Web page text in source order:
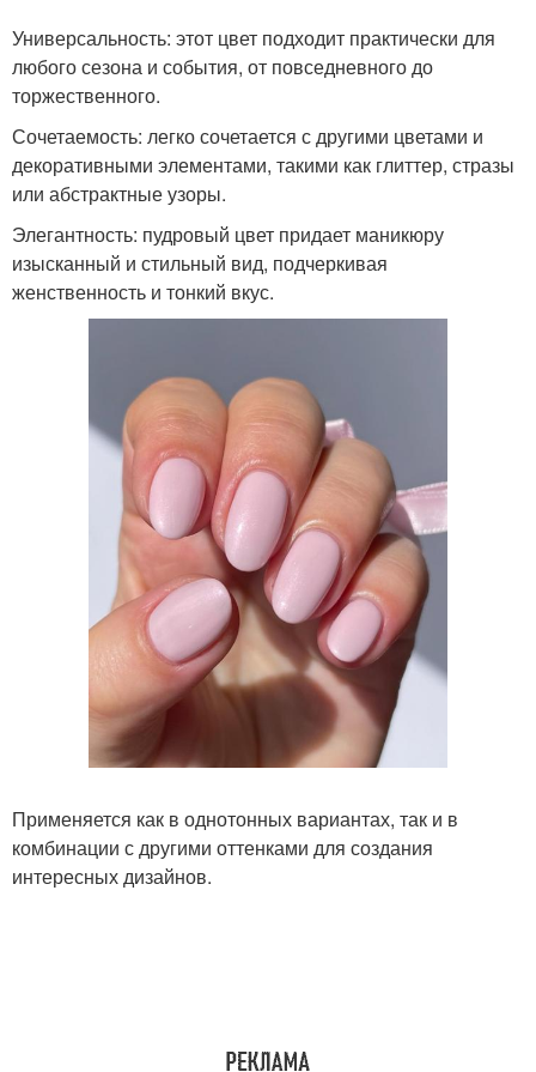
Универсальность: этот цвет подходит практически для
любого сезона и события, от повседневного до
торжественного.
Сочетаемость: легко сочетается с другими цветами и
декоративными элементами, такими как глиттер, стразы
или абстрактные узоры.
Элегантность: пудровый цвет придает маникюру
изысканный и стильный вид, подчеркивая
женственность и тонкий вкус.
Применяется как в однотонных вариантах, так и в
комбинации с другими оттенками для создания
интересных дизайнов.